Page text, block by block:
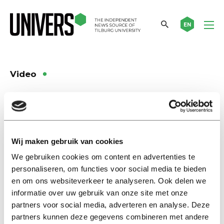
Wij maken gebruik van cookies
We gebruiken cookies om content en advertenties te
personaliseren, om functies voor social media te bieden
en om ons websiteverkeer te analyseren. Ook delen we
informatie over uw gebruik van onze site met onze
partners voor social media, adverteren en analyse. Deze
partners kunnen deze gegevens combineren met andere
EN
Video
TOP Dag 3: Duizenden
tijdens cantus
21 augustus 2019
Kijk
TOP Dag 2: Studenten vliegen
van rodeostier tijdens Games
Day